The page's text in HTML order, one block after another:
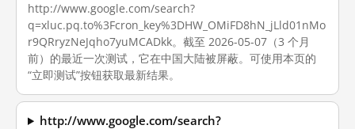
http://www.google.com/search?
q=xluc.pq.to%3Fcron_key%3DHW_OMiFD8hN_jLld01nMo
r9QRryzNeJqho7yuMCADkk。截至 2026-05-07（3 个月
前）的最近一次测试，它在中国大陆被屏蔽。可使用本页的
“立即测试”按钮获取最新结果。
http://www.google.com/search?